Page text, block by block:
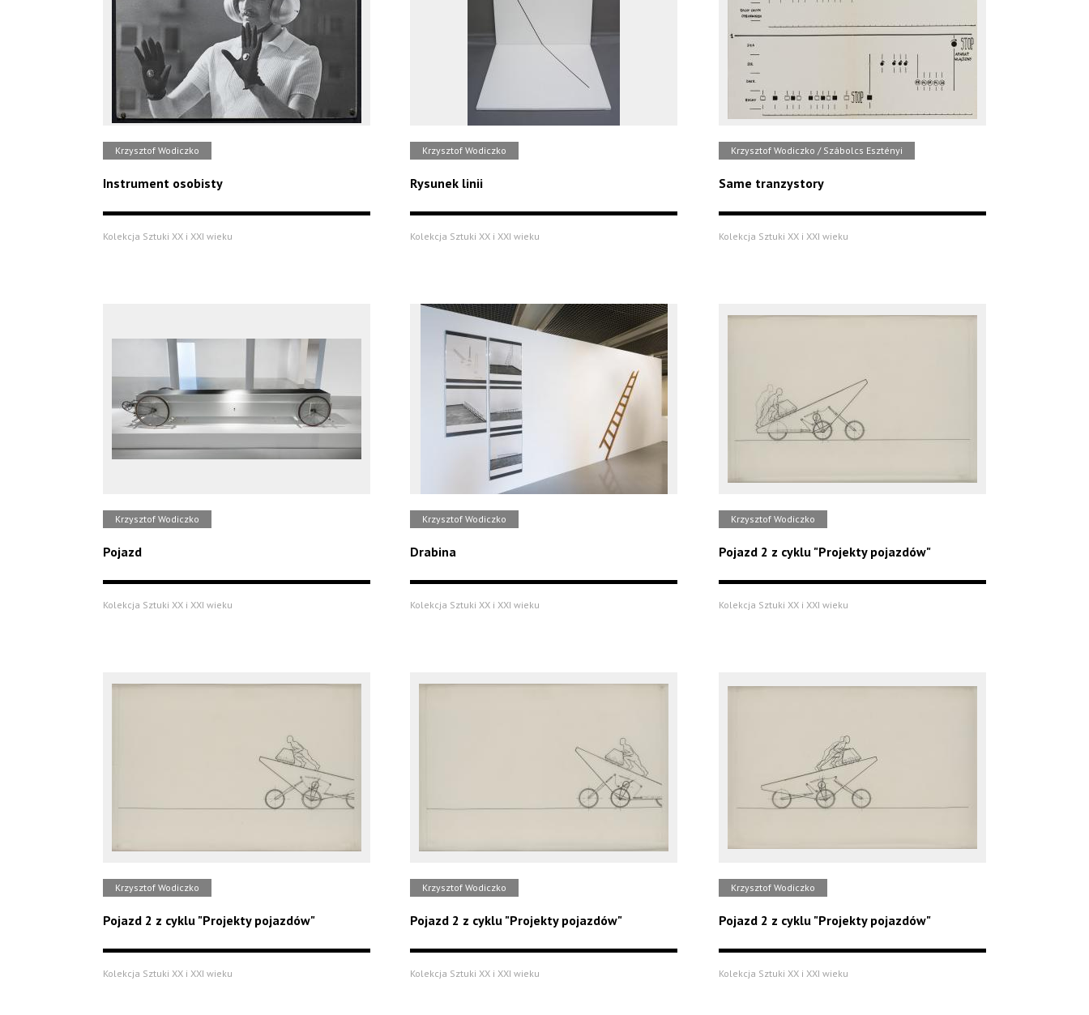
Krzysztof Wodiczko
Instrument osobisty
Kolekcja Sztuki XX i XXI wieku
Krzysztof Wodiczko
Rysunek linii
Kolekcja Sztuki XX i XXI wieku
Krzysztof Wodiczko / Szábolcs Esztényi
Same tranzystory
Kolekcja Sztuki XX i XXI wieku
Krzysztof Wodiczko
Pojazd
Kolekcja Sztuki XX i XXI wieku
Krzysztof Wodiczko
Drabina
Kolekcja Sztuki XX i XXI wieku
Krzysztof Wodiczko
Pojazd 2 z cyklu "Projekty pojazdów"
Kolekcja Sztuki XX i XXI wieku
Krzysztof Wodiczko
Pojazd 2 z cyklu "Projekty pojazdów"
Kolekcja Sztuki XX i XXI wieku
Krzysztof Wodiczko
Pojazd 2 z cyklu "Projekty pojazdów"
Kolekcja Sztuki XX i XXI wieku
Krzysztof Wodiczko
Pojazd 2 z cyklu "Projekty pojazdów"
Kolekcja Sztuki XX i XXI wieku